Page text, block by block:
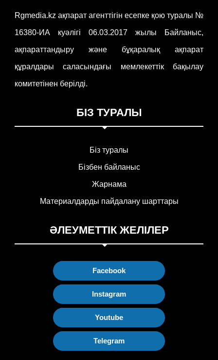
Rgmedia.kz ақпарат агенттігін есепке қою туралы №
16380-ИА куәлігі 06.03.2017 жылы Байланыс,
ақпараттандыру және бұқаралық ақпарат
құралдары саласындағы мемлекеттік бақылау
комитетінен берілді.
БІЗ ТУРАЛЫ
Біз туралы
Бізбен байланыс
Жарнама
Материалдарды пайдалану шарттары
ӘЛЕУМЕТТІК ЖЕЛІЛЕР
Facebook
Instagram
Youtube
Telegram